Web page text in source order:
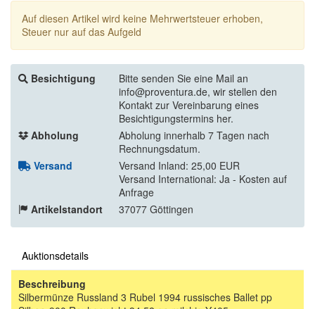
Auf diesen Artikel wird keine Mehrwertsteuer erhoben,
Steuer nur auf das Aufgeld
Besichtigung
Bitte senden Sie eine Mail an
info@proventura.de, wir stellen den
Kontakt zur Vereinbarung eines
Besichtigungstermins her.
Abholung
Abholung innerhalb 7 Tagen nach
Rechnungsdatum.
Versand
Versand Inland: 25,00 EUR
Versand International: Ja - Kosten auf
Anfrage
Artikelstandort
37077 Göttingen
Auktionsdetails
Beschreibung
Silbermünze Russland 3 Rubel 1994 russisches Ballet pp